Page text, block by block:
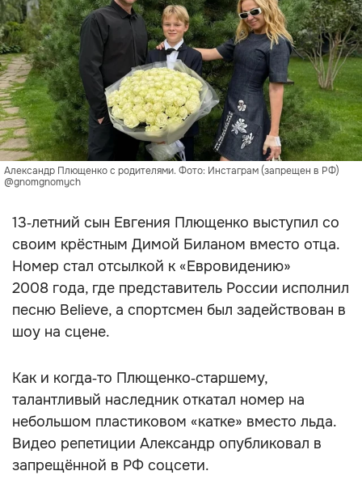
Александр Плющенко с родителями. Фото: Инстаграм (запрещен в РФ)
@gnomgnomych
13‑летний сын Евгения Плющенко выступил со
своим крёстным Димой Биланом вместо отца.
Номер стал отсылкой к «Евровидению»
2008 года, где представитель России исполнил
песню Believe, а спортсмен был задействован в
шоу на сцене.
Как и когда‑то Плющенко‑старшему,
талантливый наследник откатал номер на
небольшом пластиковом «катке» вместо льда.
Видео репетиции Александр опубликовал в
запрещённой в РФ соцсети.